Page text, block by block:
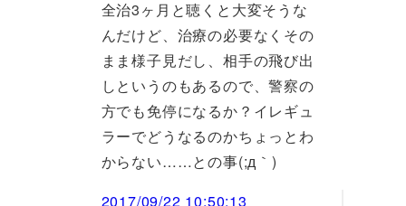
全治3ヶ月と聴くと大変そうな
んだけど、治療の必要なくその
まま様子見だし、相手の飛び出
しというのもあるので、警察の
方でも免停になるか？イレギュ
ラーでどうなるのかちょっとわ
からない……との事(;д｀)
2017/09/22 10:50:13